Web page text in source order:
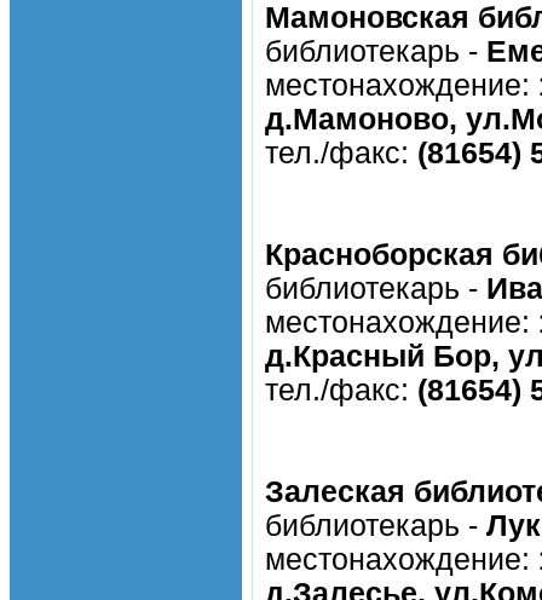
Мамоновская
библиотекарь -
местонахождение:
д.Мамоново,
тел./факс: (81654)
Красноборская
библиотекарь -
местонахождение:
д.Красный Бор,
тел./факс: (81654)
Залеская
библиотекарь -
местонахождение:
д.Залесье,